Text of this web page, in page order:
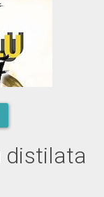
distilata